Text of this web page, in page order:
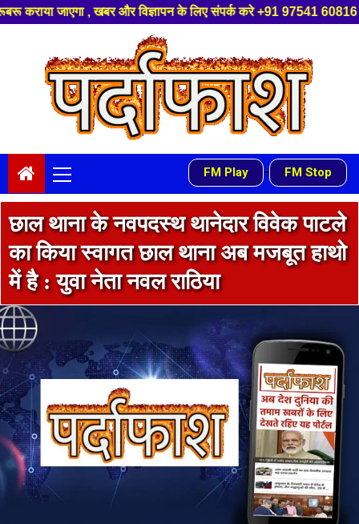
विज्ञापन के लिए संपर्क करे +91 97541 60816 ,हमारे यूट्यूब चैनल को
content
Menu
FM Play - FM Stop
छाल थाना के नवपदस्थ थानेदार विवेक पाटले
का किया स्वागत छाल थाना अब मजबूत हाथो
में है : युवा नेता नवल राठिया